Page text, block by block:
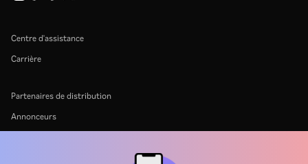
Centre d'assistance
Carrière
Partenaires de distribution
Annonceurs